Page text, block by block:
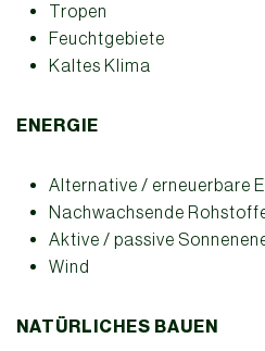
Tropen
Feuchtgebiete
Kaltes Klima
ENERGIE
Alternative / erneuerbare
Nachwachsende
Aktive / passive
Wind
NATÜRLICHES BAUEN